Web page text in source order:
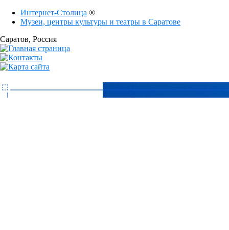
Интернет-Столица ®
Музеи, центры культуры и театры в Саратове
Саратов, Россия